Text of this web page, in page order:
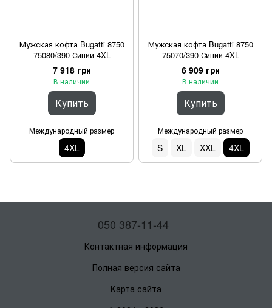
Мужская кофта Bugatti 8750
75080/390 Синий 4XL
7 918 грн
В наличии
Купить
Международный размер
4XL
Мужская кофта Bugatti 8750
75070/390 Синий 4XL
6 909 грн
В наличии
Купить
Международный размер
S XL XXL 4XL
050 387-11-44
Контактная информация
Полная версия сайта
Карта сайта